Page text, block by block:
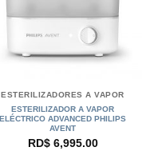
ESTERILIZADORES A VAPOR
ESTERILIZADOR A VAPOR
ELÉCTRICO ADVANCED PHILIPS
AVENT
RD$6,995.00